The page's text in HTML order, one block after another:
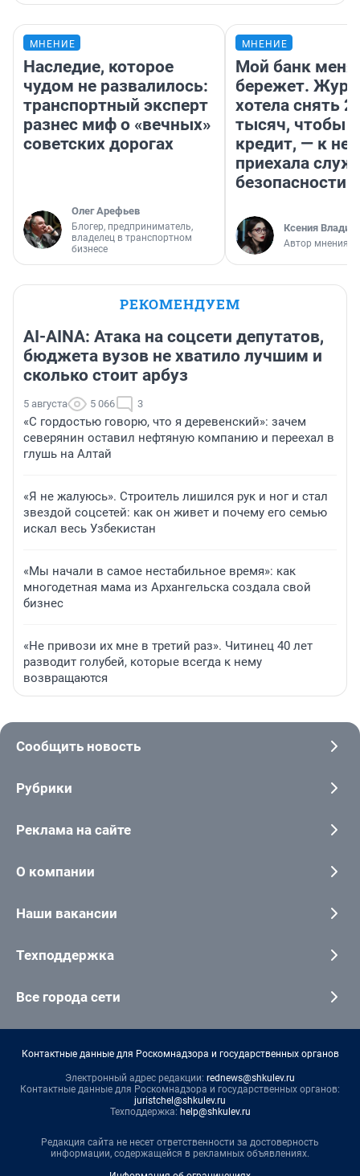
МНЕНИЕ
Наследие, которое
чудом не развалилось:
транспортный эксперт
разнес миф о «вечных»
советских дорогах
Олег Арефьев
Блогер, предприниматель,
владелец в транспортном
бизнесе
МНЕНИЕ
Мой банк меня
бережет.
хотела снять
тысяч, чтобы
кредит, — к
приехала
безопасности
Ксения
Автор мнения
РЕКОМЕНДУЕМ
AI-AINA: Атака на соцсети депутатов,
бюджета вузов не хватило лучшим и
сколько стоит арбуз
5 августа 5 066 3
«С гордостью говорю, что я деревенский»: зачем
северянин оставил нефтяную компанию и переехал в
глушь на Алтай
«Я не жалуюсь». Строитель лишился рук и ног и стал
звездой соцсетей: как он живет и почему его семью
искал весь Узбекистан
«Мы начали в самое нестабильное время»: как
многодетная мама из Архангельска создала свой
бизнес
«Не привози их мне в третий раз». Читинец 40 лет
разводит голубей, которые всегда к нему
возвращаются
Сообщить новость
Рубрики
Реклама на сайте
О компании
Наши вакансии
Техподдержка
Все города сети
Контактные данные для Роскомнадзора и государственных органов
Электронный адрес редакции: rednews@shkulev.ru
Контактные данные для Роскомнадзора и государственных органов:
juristchel@shkulev.ru
Техподдержка: help@shkulev.ru
Редакция сайта не несет ответственности за достоверность
информации, содержащейся в рекламных объявлениях.